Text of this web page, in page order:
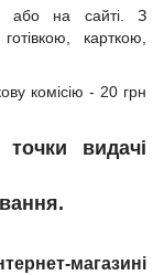
або на сайті. З
карткою,
комісію - 20 грн
видачі
магазині